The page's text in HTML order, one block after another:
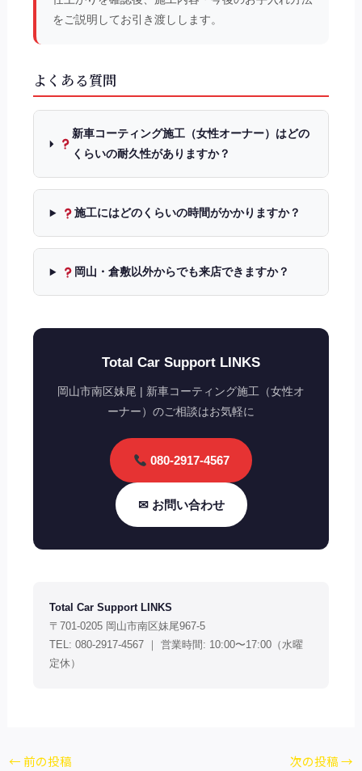
をご説明してお引き渡しします。
よくある質問
新車コーティング施工（女性オーナー）はどの
くらいの耐久性がありますか？
施工にはどのくらいの時間がかかりますか？
岡山・倉敷以外からでも来店できますか？
Total Car Support LINKS
岡山市南区妹尾 | 新車コーティング施工（女性オ
ーナー）のご相談はお気軽に
080-2917-4567
✉ お問い合わせ
Total Car Support LINKS
〒701-0205 岡山市南区妹尾967-5
TEL: 080-2917-4567 ｜ 営業時間: 10:00〜17:00（水曜
定休）
← 前の投稿 次の投稿→